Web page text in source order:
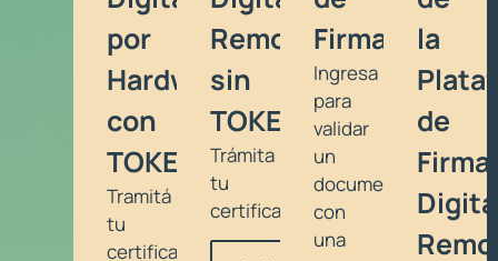
por
Hardware
con
TOKEN
Tramitá
tu
certificado
Remota
sin
TOKEN
Trámita
tu
certificado
Firmas
Ingresa
para
validar
un
documento
con
una
la
de
Firma